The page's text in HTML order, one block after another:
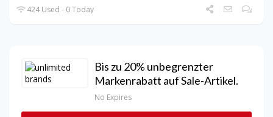
424 Used - 0 Today
Bis zu 20% unbegrenzter
Markenrabatt auf Sale-Artikel.
No Expires